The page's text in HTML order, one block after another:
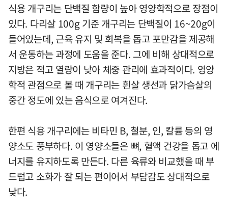
식용 개구리는 단백질 함량이 높아 영양학적으로 장점이
있다. 다리살 100g 기준 개구리는 단백질이 16~20g이
들어있는데, 근육 유지 및 회복을 돕고 포만감을 제공해
서 운동하는 과정에 도움을 준다. 그에 비해 상대적으로
지방은 적고 열량이 낮아 체중 관리에 효과적이다. 영양
학적 관점으로 볼 때 개구리는 흰살 생선과 닭가슴살의
중간 정도에 있는 음식으로 여겨진다.
한편 식용 개구리에는 비타민 B, 철분, 인, 칼륨 등의 영
양소도 풍부하다. 이 영양소들은 뼈, 혈액 건강을 돕고 에
너지를 유지하도록 만든다. 다른 육류와 비교했을 때 부
드럽고 소화가 잘 되는 편이어서 부담감도 상대적으로
낮다.